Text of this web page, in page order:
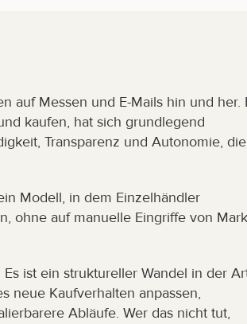
auf Messen und E-Mails hin und her.
kaufen, hat sich grundlegend
Transparenz und Autonomie,
Modell, in dem Einzelhändler
ohne auf manuelle Eingriffe von
ist ein struktureller Wandel in der
neue Kaufverhalten anpassen,
Abläufe. Wer das nicht tut,